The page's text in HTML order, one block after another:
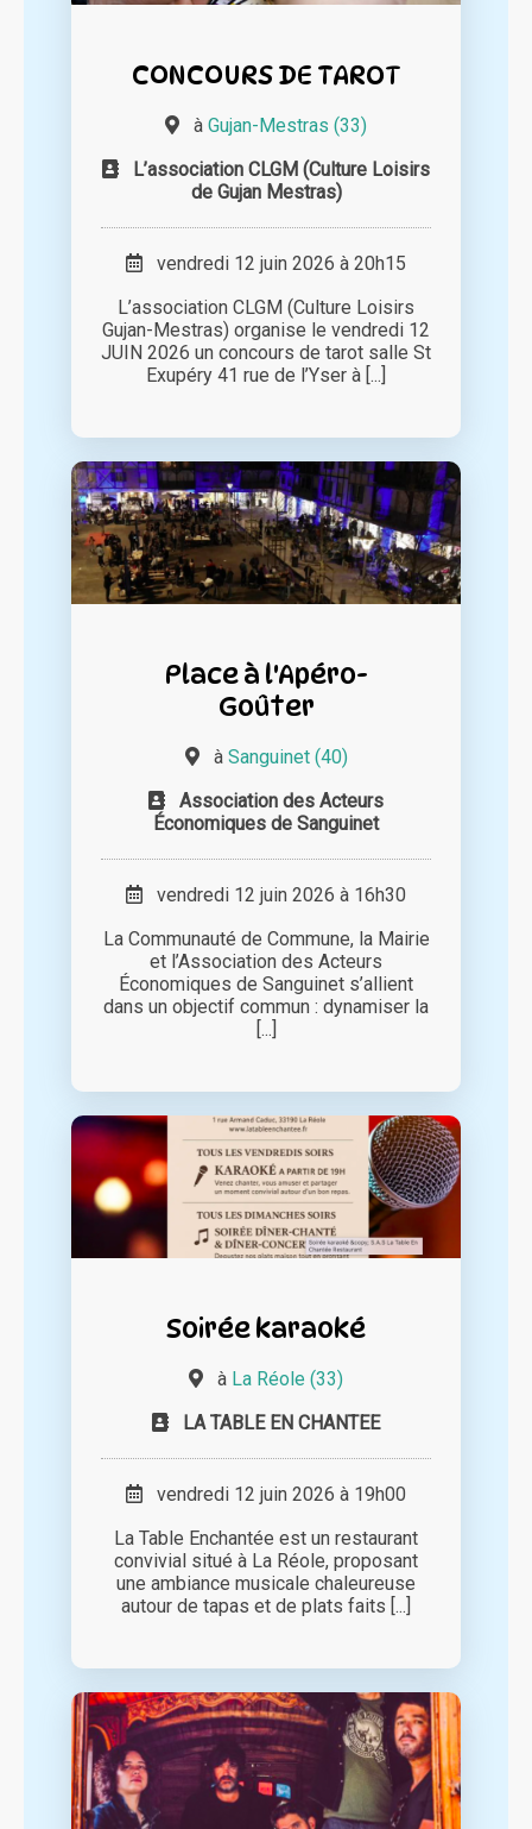
CONCOURS DE TAROT
à Gujan-Mestras (33)
L’association CLGM (Culture Loisirs
de Gujan Mestras)
vendredi 12 juin 2026 à 20h15
L’association CLGM (Culture Loisirs
Gujan-Mestras) organise le vendredi 12
JUIN 2026 un concours de tarot salle St
Exupéry 41 rue de l’Yser à [...]
Place à l'Apéro-
Goûter
à Sanguinet (40)
Association des Acteurs
Économiques de Sanguinet
vendredi 12 juin 2026 à 16h30
La Communauté de Commune, la Mairie
et l’Association des Acteurs
Économiques de Sanguinet s’allient
dans un objectif commun : dynamiser la
[...]
Soirée karaoké
à La Réole (33)
LA TABLE EN CHANTEE
vendredi 12 juin 2026 à 19h00
La Table Enchantée est un restaurant
convivial situé à La Réole, proposant
une ambiance musicale chaleureuse
autour de tapas et de plats faits [...]